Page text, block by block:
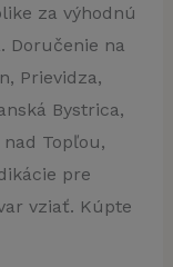
za výhodnú
Doručenie na
Prievidza,
Bystrica,
nad Topľou,
pre
vziať. Kúpte